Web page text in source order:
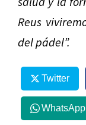
Reus
del pádel”.
Twitter
WhatsApp